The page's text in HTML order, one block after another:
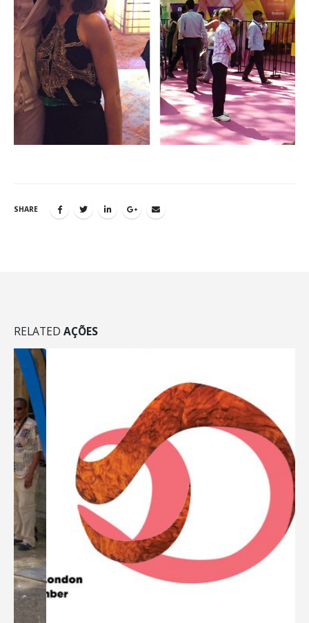
SHARE
RELATED AÇÕES